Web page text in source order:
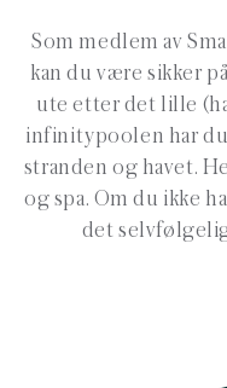
Som medlem av
kan du være sikker
ute etter det lille
infinitypoolen har
stranden og havet.
og spa. Om du ikke
det